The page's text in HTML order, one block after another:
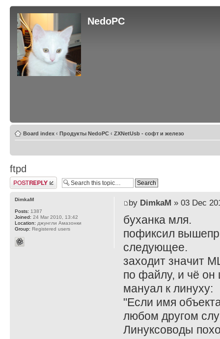
NedoPC
Board index ‹ Продукты NedoPC ‹ ZXNetUsb - софт и железо
ftpd
Post a reply
by DimkaM » 03 Dec
буханка мля.
пофиксил
следующее.
заходит значит
по файлу, и чё он
мануал к линуху:
"Если имя
любом другом
Линуксоводы
DimkaM
Posts: 1387
Joined: 24 Mar 2010, 13:42
Location: джунгли Амазонки
Group: Registered users